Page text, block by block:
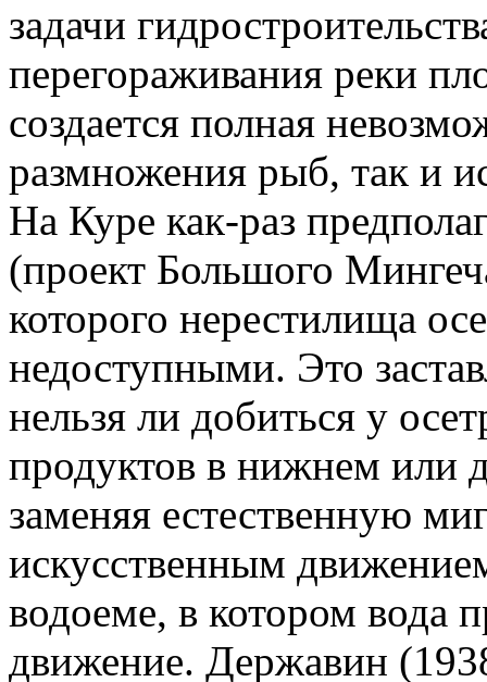
задачи
перегораживания реки
создается полная
размножения рыб, так и
На Куре как-раз
(проект Большого
которого нерестилища
недоступными. Это
нельзя ли добиться у
продуктов в нижнем или
заменяя естественную
искусственным
водоеме, в котором вода
движение. Державин